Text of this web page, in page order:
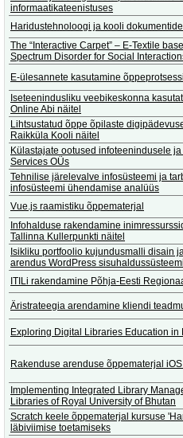
informaatikateenistuses
Haridustehnoloogi ja kooli
The “Interactive Carpet” – E-Textile
Spectrum Disorder for Social
E-ülesannete kasutamine
Iseteenindusliku veebikeskonna
Online Abi näitel
Lihtsustatud õppe õpilaste
Raikküla Kooli näitel
Külastajate ootused infoteenindusele
Services OÜs
Tehnilise järelevalve infosüsteemi ja
infosüsteemi ühendamise analüüs
Vue.js raamistiku õppematerjal
Infohalduse rakendamine
Tallinna Kullerpunkti näitel
Isikliku portfoolio kujundusmalli disain
arendus WordPress
ITILi rakendamine Põhja-Eesti
Äristrateegia arendamine kliendi
Exploring Digital Libraries Education in
Rakenduse arenduse õppematerjal
Implementing Integrated Library
Libraries of Royal University of Bhutan
Scratch keele õppematerjal kursuse
läbiviimise toetamiseks